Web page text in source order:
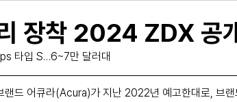
장착 2024 ZDX 공
타입 S…6~7만 달러대
랜드 어큐라(Acura)가 지난 2022년 예고한대로, 브